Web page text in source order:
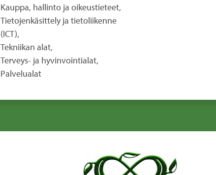
Kauppa, hallinto ja oikeustieteet,
Tietojenkäsittely ja tietoliikenne
(ICT),
Tekniikan alat,
Terveys- ja hyvinvointialat,
Palvelualat